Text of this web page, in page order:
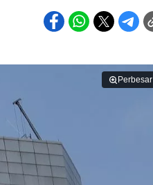
Perbesar